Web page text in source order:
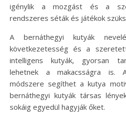
igénylik a mozgást és a
rendszeres séták és játékok
A bernáthegyi kutyák
következetesség és a
intelligens kutyák, gyorsan
lehetnek a makacsságra is.
módszere segíthet a kutya
bernáthegyi kutyák társas
sokáig egyedül hagyják őket.